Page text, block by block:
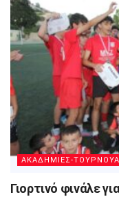
ΑΚΑΔΗΜΙΕΣ-ΤΟΥΡΝΟΥΑ
Γιορτινό φινάλε